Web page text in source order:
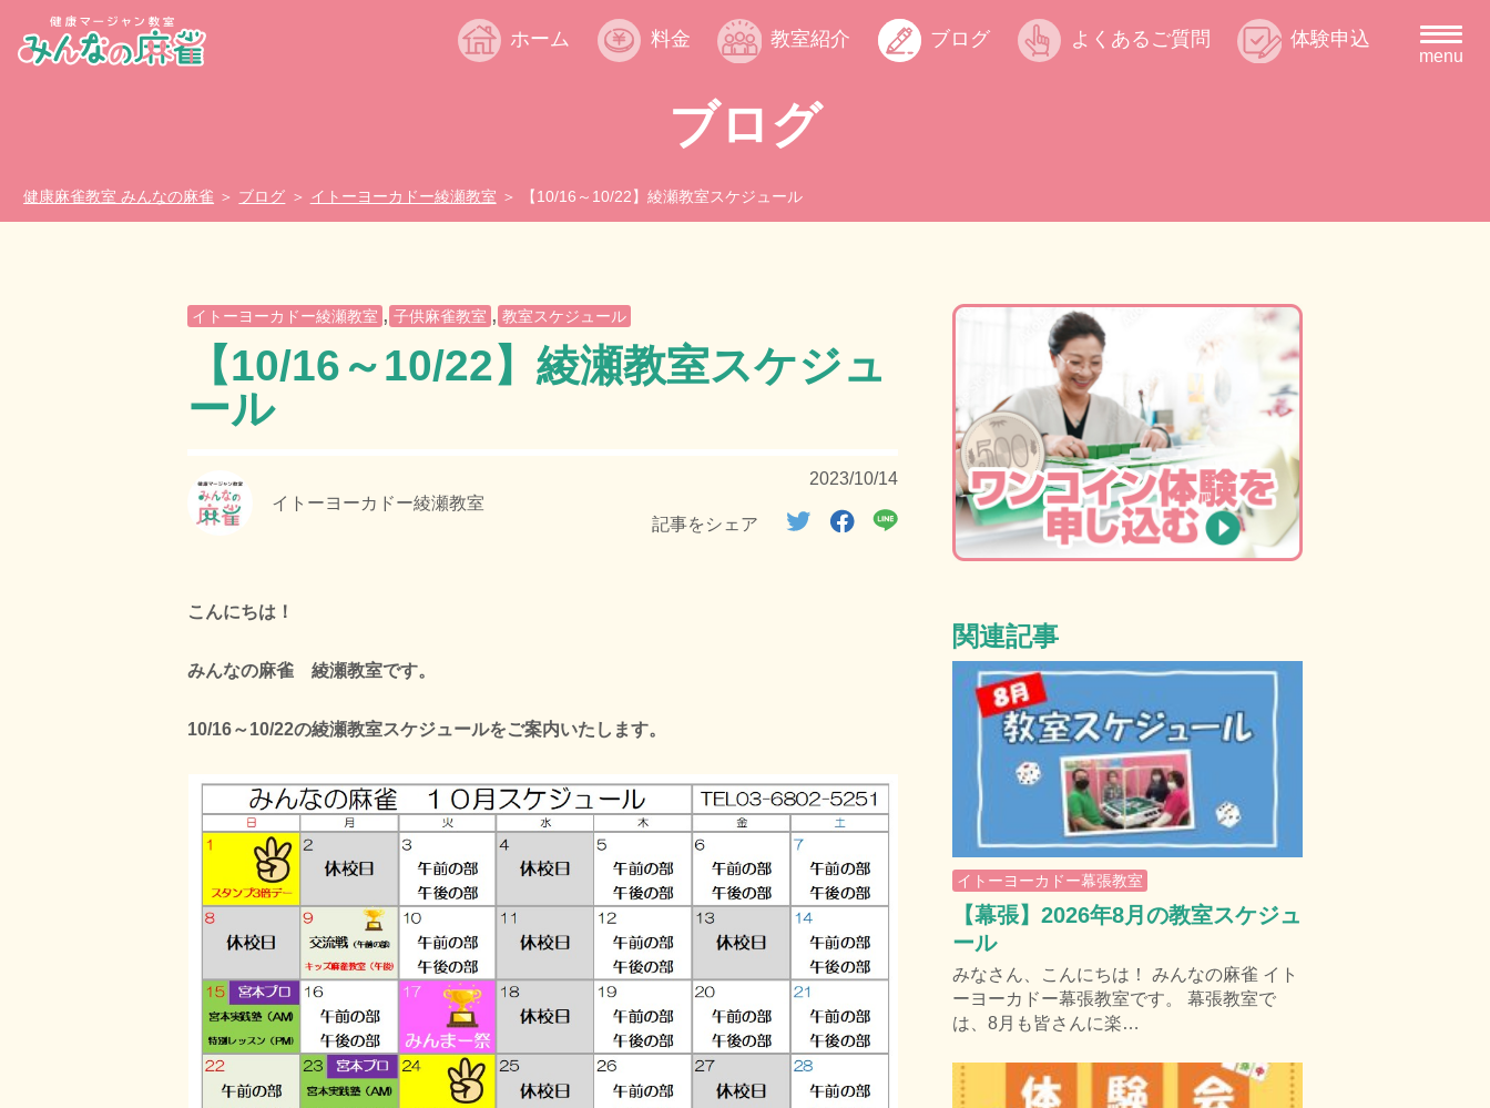
ホーム 料金 教室紹介 ブログ よくあるご質問 体験申込
menu
ブログ
健康麻雀教室 みんなの麻雀 ブログ イトーヨーカドー綾瀬教室 【10/16～10/22】綾瀬教室スケジュール
イトーヨーカドー綾瀬教室 , 子供麻雀教室 , 教室スケジュール
【10/16～10/22】綾瀬教室スケジュ
ール
2023/10/14
イトーヨーカドー綾瀬教室
記事をシェア
こんにちは！
みんなの麻雀 綾瀬教室です。
10/16～10/22の綾瀬教室スケジュールをご案内いたします。
関連記事
イトーヨーカドー幕張教室
【幕張】2026年8月の教室スケジュ
ール
みなさん、こんにちは！ みんなの麻雀 イト
ーヨーカドー幕張教室です。 幕張教室で
は、8月も皆さんに楽…